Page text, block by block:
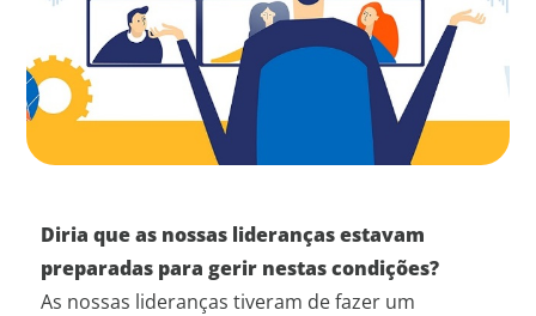
Diria que as nossas lideranças estavam
preparadas para gerir nestas condições?
As nossas lideranças tiveram de fazer um